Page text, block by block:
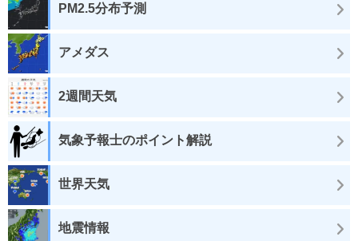
PM2.5分布予測
アメダス
2週間天気
気象予報士のポイント解説
世界天気
地震情報